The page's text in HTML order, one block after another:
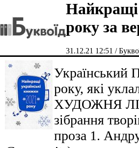
Найкращі
року за
31.12.21 12:51 /
Український
року, які
ХУДОЖНЯ
зібрання
проза 1.